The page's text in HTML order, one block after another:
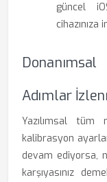
güncel
cihazınıza
Adımlar
Yazılımsal tüm
kalibrasyon
devam ediyorsa,
karşıyasınız